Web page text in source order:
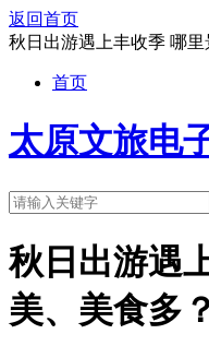
返回首页
秋日出游遇上丰收季 哪
首页
太原文旅电
秋日出游遇
美、美食多